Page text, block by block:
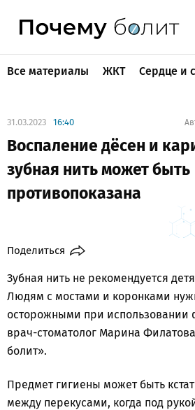
Все материалы ЖКТ Сердце и
31.03.2023 16:40
Воспаление дёсен и
зубная нить может быть
противопоказана
Поделиться
Зубная нить не рекомендуется
Людям с мостами и коронками
осторожными при использовании
врач-стоматолог Марина
болит».
Предмет гигиены может быть
между перекусами, когда под